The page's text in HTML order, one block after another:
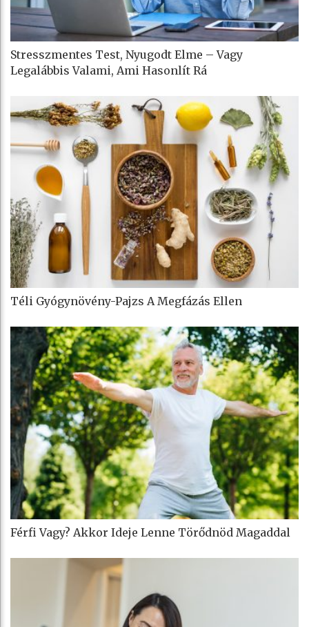
Stresszmentes Test, Nyugodt Elme – Vagy
Legalábbis Valami, Ami Hasonlít Rá
Téli Gyógynövény-Pajzs A Megfázás Ellen
Férfi Vagy? Akkor Ideje Lenne Törődnöd Magaddal